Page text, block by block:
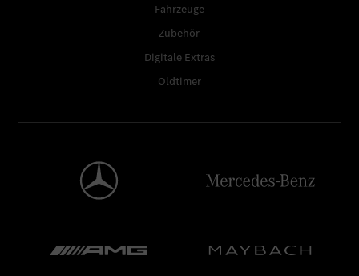
Fahrzeuge
Zubehör
Digitale Extras
Oldtimer